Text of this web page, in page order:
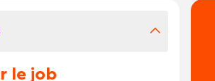
le job